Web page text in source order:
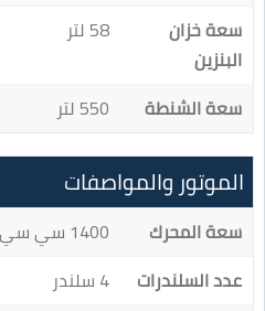
سعة خزان
البنزين
58 لتر
سعة الشنطة 550 لتر
الموتور والمواصفات
سعة المحرك
1400 سي سي تيربو
عدد السلندرات
4 سلندر